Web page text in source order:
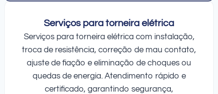
Serviços para torneira elétrica
Serviços para torneira elétrica com instalação,
troca de resistência, correção de mau contato,
ajuste de fiação e eliminação de choques ou
quedas de energia. Atendimento rápido e
certificado, garantindo segurança,